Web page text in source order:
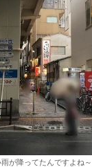
が降ってたんですよね～